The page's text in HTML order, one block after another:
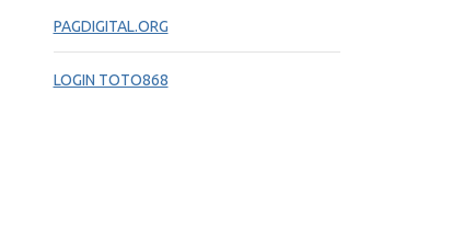
PAGDIGITAL.ORG
LOGIN TOTO868